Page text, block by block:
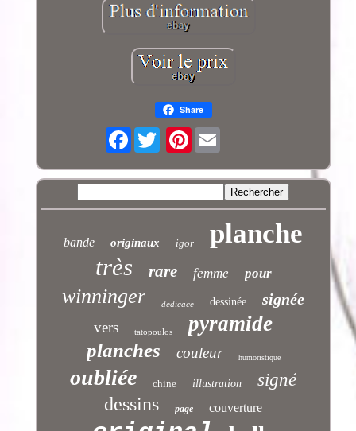
Share
Facebook Pinterest
bande originaux igor planche
très rare femme pour
winninger dedicace dessinée signée
vers tatopoulos pyramide
planches couleur humoristique
oubliée chine illustration signé
dessins page couverture